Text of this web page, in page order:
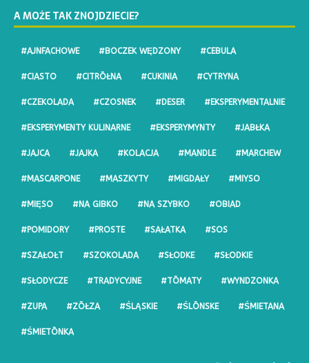
A MOŻE TAK ZNOJDZIECIE?
#AJNFACHOWE #BOCZEK WĘDZONY #CEBULA
#CIASTO #CITRŌŁNA #CUKINIA #CYTRYNA
#CZEKOLADA #CZOSNEK #DESER #EKSPERYMENTALNIE
#EKSPERYMENTY KULINARNE #EKSPERYMYNTY #JABŁKA
#JAJCA #JAJKA #KOLACJA #MANDLE #MARCHEW
#MASCARPONE #MASZKYTY #MIGDAŁY #MIYSO
#MIĘSO #NA GIBKO #NA SZYBKO #OBIAD
#POMIDORY #PROSTE #SAŁATKA #SOS
#SZAŁOŁT #SZOKOLADA #SŁODKE #SŁODKIE
#SŁODYCZE #TRADYCYJNE #TŌMATY #WYNDZONKA
#ZUPA #ZŌŁZA #ŚLĄSKIE #ŚLŌNSKE #ŚMIETANA
#ŚMIETŌNKA